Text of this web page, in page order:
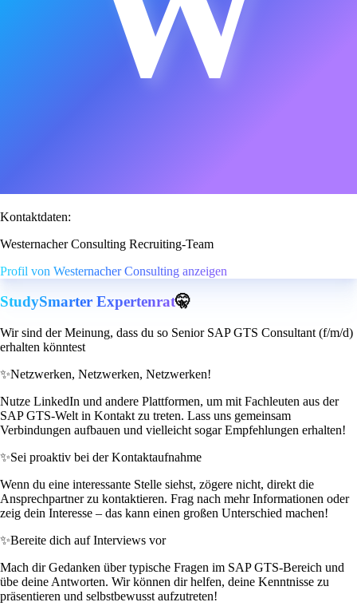
Kontaktdaten:
Westernacher Consulting Recruiting-Team
Profil von Westernacher Consulting anzeigen
StudySmarter Expertenrat🤫
Wir sind der Meinung, dass du so Senior SAP GTS Consultant (f/m/d)
erhalten könntest
✨Netzwerken, Netzwerken, Netzwerken!
Nutze LinkedIn und andere Plattformen, um mit Fachleuten aus der
SAP GTS-Welt in Kontakt zu treten. Lass uns gemeinsam
Verbindungen aufbauen und vielleicht sogar Empfehlungen erhalten!
✨Sei proaktiv bei der Kontaktaufnahme
Wenn du eine interessante Stelle siehst, zögere nicht, direkt die
Ansprechpartner zu kontaktieren. Frag nach mehr Informationen oder
zeig dein Interesse – das kann einen großen Unterschied machen!
✨Bereite dich auf Interviews vor
Mach dir Gedanken über typische Fragen im SAP GTS-Bereich und
übe deine Antworten. Wir können dir helfen, deine Kenntnisse zu
präsentieren und selbstbewusst aufzutreten!